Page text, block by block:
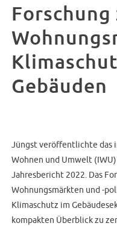
Forschung
Gebäuden
Jüngst veröffentlichte das
Wohnen und Umwelt
Jahresbericht 2022. Das
Wohnungsmärkten und -
Klimaschutz im
kompakten Überblick zu